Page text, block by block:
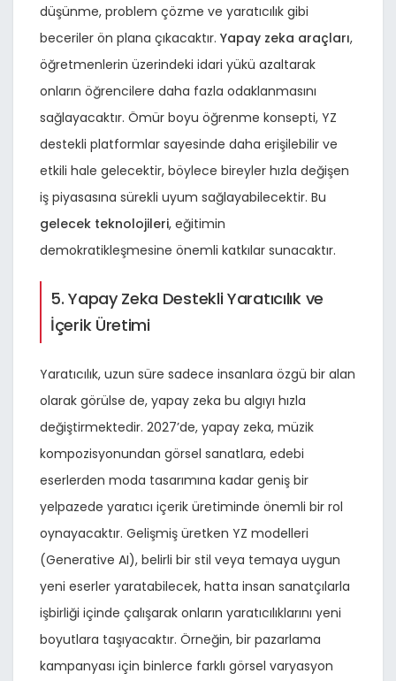
düşünme, problem çözme ve yaratıcılık gibi
beceriler ön plana çıkacaktır. Yapay zeka araçları,
öğretmenlerin üzerindeki idari yükü azaltarak
onların öğrencilere daha fazla odaklanmasını
sağlayacaktır. Ömür boyu öğrenme konsepti, YZ
destekli platformlar sayesinde daha erişilebilir ve
etkili hale gelecektir, böylece bireyler hızla değişen
iş piyasasına sürekli uyum sağlayabilecektir. Bu
gelecek teknolojileri, eğitimin
demokratikleşmesine önemli katkılar sunacaktır.
5. Yapay Zeka Destekli Yaratıcılık ve
İçerik Üretimi
Yaratıcılık, uzun süre sadece insanlara özgü bir alan
olarak görülse de, yapay zeka bu algıyı hızla
değiştirmektedir. 2027’de, yapay zeka, müzik
kompozisyonundan görsel sanatlara, edebi
eserlerden moda tasarımına kadar geniş bir
yelpazede yaratıcı içerik üretiminde önemli bir rol
oynayacaktır. Gelişmiş üretken YZ modelleri
(Generative AI), belirli bir stil veya temaya uygun
yeni eserler yaratabilecek, hatta insan sanatçılarla
işbirliği içinde çalışarak onların yaratıcılıklarını yeni
boyutlara taşıyacaktır. Örneğin, bir pazarlama
kampanyası için binlerce farklı görsel varyasyon